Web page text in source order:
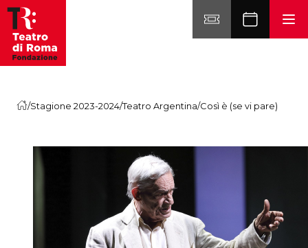
Vai al contenuto
/Stagione 2023-2024/Teatro Argentina/Così è (se vi pare)